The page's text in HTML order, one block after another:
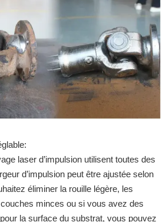
laser d’impulsion utilisent toutes des
d’impulsion peut être ajustée selon
éliminer la rouille légère, les
minces ou si vous avez des
la surface du substrat, vous pouvez